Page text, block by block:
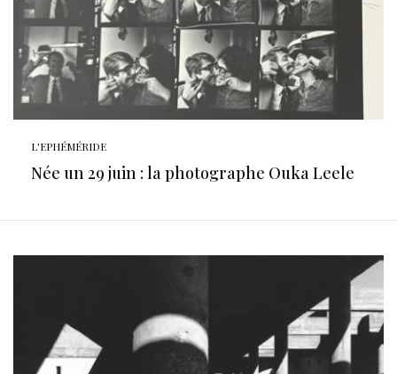
L'EPHÉMÉRIDE
Née un 29 juin : la photographe Ouka Leele